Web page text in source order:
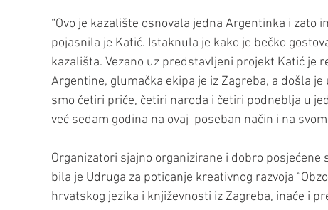
“Ovo je kazalište osnovala jedna Argentinka i zato
pojasnila je Katić. Istaknula je kako je bečko
kazališta. Vezano uz predstavljeni projekt Katić je
Argentine, glumačka ekipa je iz Zagreba, a došla
smo četiri priče, četiri naroda i četiri podneblja u
već sedam godina na ovaj  poseban način i na
Organizatori sjajno organizirane i dobro
bila je Udruga za poticanje kreativnog razvoja
hrvatskog jezika i književnosti iz Zagreba, inače i